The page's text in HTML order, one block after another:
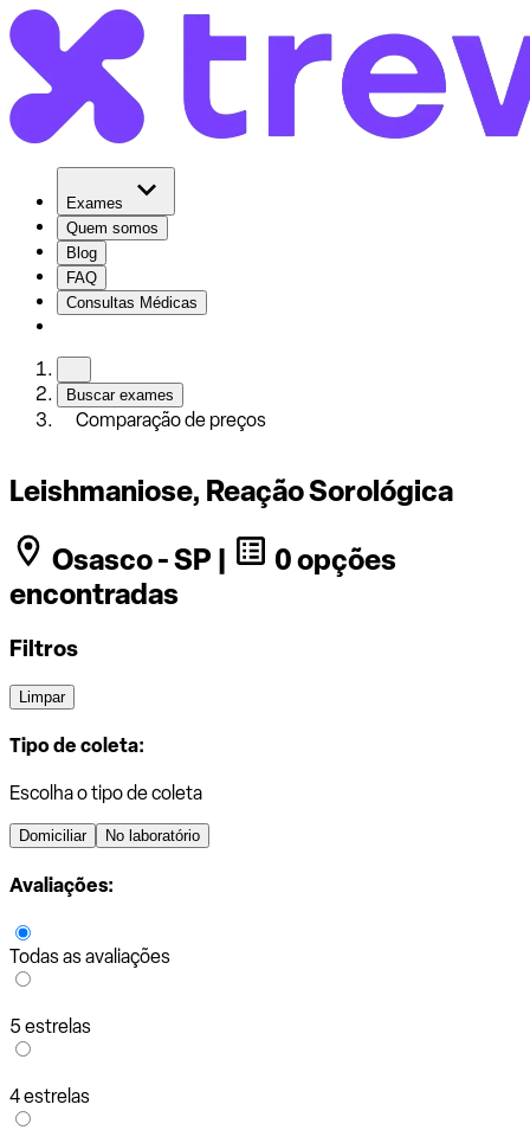
Exames
Quem somos
Blog
FAQ
Consultas Médicas
Buscar exames
Comparação de preços
Leishmaniose, Reação Sorológica
Osasco - SP |
0 opções
encontradas
Filtros
Limpar
Tipo de coleta:
Escolha o tipo de coleta
Domiciliar No laboratório
Avaliações:
Todas as avaliações
5 estrelas
4 estrelas